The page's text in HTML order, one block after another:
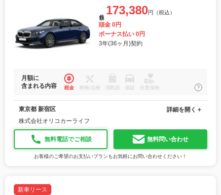
173,380円（税込）
頭金 0円
ボーナス払い 0円
3年(36ヶ月)契約
月額に
含まれる内容
税金 車検/点検 消耗品 保証 任意保険
東京都 新宿区
株式会社オリコカーライフ
詳細を開く＋
無料電話でご相談 無料問い合わせ
お客様のご希望のお支払いプランもお気軽にお問い合わせください！
新車リース